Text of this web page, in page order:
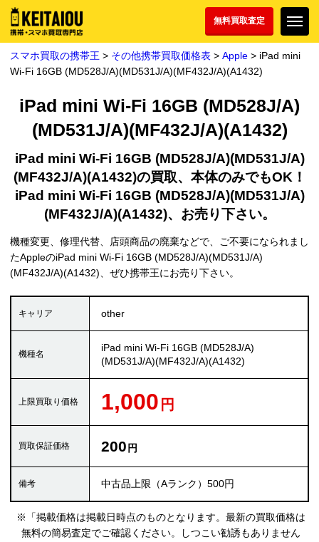
無料買取査定
スマホ買取の携帯王 > その他携帯買取価格表 > Apple > iPad mini
Wi-Fi 16GB (MD528J/A)(MD531J/A)(MF432J/A)(A1432)
iPad mini Wi-Fi 16GB (MD528J/A)
(MD531J/A)(MF432J/A)(A1432)
iPad mini Wi-Fi 16GB (MD528J/A)(MD531J/A)
(MF432J/A)(A1432)の買取、本体のみでもOK！
iPad mini Wi-Fi 16GB (MD528J/A)(MD531J/A)
(MF432J/A)(A1432)、お売り下さい。
機種変更、修理代替、店頭商品の廃棄などで、ご不要になられまし
たAppleのiPad mini Wi-Fi 16GB (MD528J/A)(MD531J/A)
(MF432J/A)(A1432)、ぜひ携帯王にお売り下さい。
other
iPad mini Wi-Fi 16GB (MD528J/A)
(MD531J/A)(MF432J/A)(A1432)
1,000
200
中古品上限（Aランク）500円
※「掲載価格は掲載日時点のものとなります。最新の買取価格は
無料の簡易査定でご確認ください。しつこい勧誘もありません